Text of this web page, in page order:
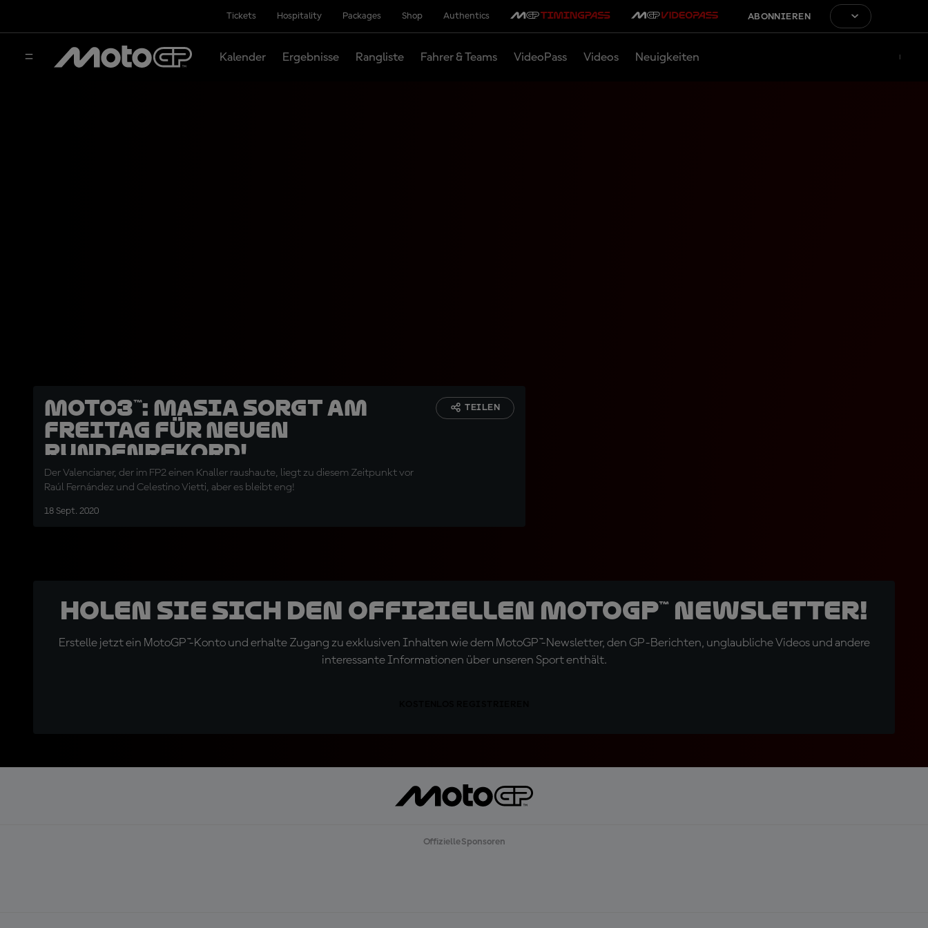
Tickets Hospitality Packages Shop Authentics ABONNIEREN
Kalender Ergebnisse Rangliste Fahrer & Teams VideoPass Videos Neuigkeiten
Moto3™: Masia sorgt am
Freitag für neuen
Rundenrekord!
Der Valencianer, der im FP2 einen Knaller raushaute, liegt zu diesem Zeitpunkt vor
Raúl Fernández und Celestino Vietti, aber es bleibt eng!
18 Sept. 2020
TEILEN
Holen Sie sich den offiziellen MotoGP™ Newsletter!
Erstelle jetzt ein MotoGP™-Konto und erhalte Zugang zu exklusiven Inhalten wie dem MotoGP™-Newsletter, den GP-Berichten, unglaubliche Videos und andere
interessante Informationen über unseren Sport enthält.
Offizielle Sponsoren